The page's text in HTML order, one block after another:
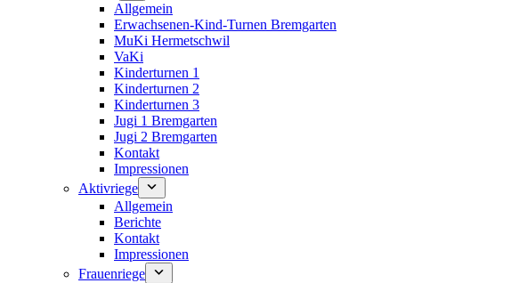
Allgemein
Erwachsenen-Kind-Turnen Bremgarten
MuKi Hermetschwil
VaKi
Kinderturnen 1
Kinderturnen 2
Kinderturnen 3
Jugi 1 Bremgarten
Jugi 2 Bremgarten
Kontakt
Impressionen
Aktivriege
Allgemein
Berichte
Kontakt
Impressionen
Frauenriege